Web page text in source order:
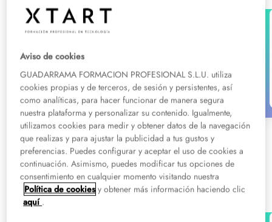
Grado Medio
de Enfermería en Madrid
Presencial:Madrid
Consulta descuentos
Grados superiores de salud en Madrid
Aviso de cookies
GUADARRAMA FORMACION PROFESIONAL S.L.U. utiliza
cookies propias y de terceros, de sesión y persistentes, así
como analíticas, para hacer funcionar de manera segura
nuestra plataforma y personalizar su contenido. Igualmente,
utilizamos cookies para medir y obtener datos de la navegación
que realizas y para ajustar la publicidad a tus gustos y
preferencias. Puedes configurar y aceptar el uso de cookies a
continuación. Asimismo, puedes modificar tus opciones de
consentimiento en cualquier momento visitando nuestra
Política de cookies y obtener más información haciendo clic
aquí .